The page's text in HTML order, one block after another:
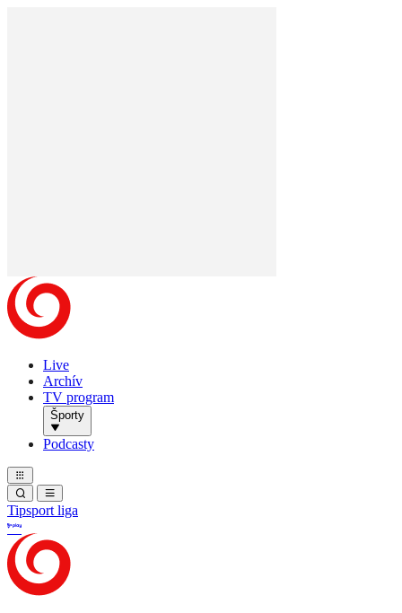
Live
Archív
TV program
Športy
Podcasty
Tipsport liga